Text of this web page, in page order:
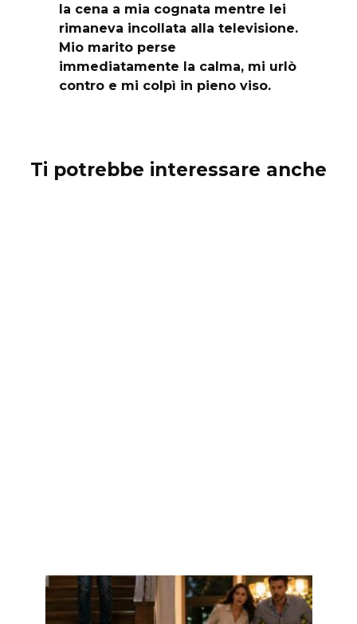
la cena a mia cognata mentre lei
rimaneva incollata alla televisione.
Mio marito perse
immediatamente la calma, mi urlò
contro e mi colpì in pieno viso.
Ti potrebbe interessare anche